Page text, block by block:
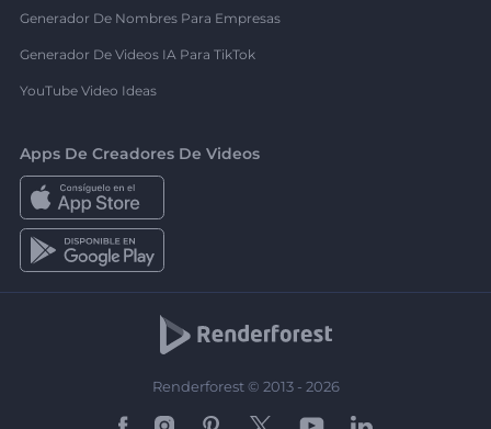
Generador De Nombres Para Empresas
Generador De Videos IA Para TikTok
YouTube Video Ideas
Apps De Creadores De Videos
Renderforest © 2013 - 2026